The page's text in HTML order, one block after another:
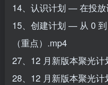
14、认识计划 — 在投
15、创建计划 — 从 0
（重点）.mp4
27、12 月新版本聚光
28、12 月新版本聚光